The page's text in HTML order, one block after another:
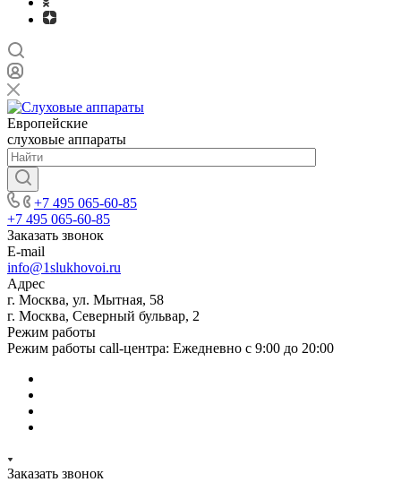
Европейские
слуховые аппараты
+7 495 065-60-85
+7 495 065-60-85
Заказать звонок
E-mail
info@1slukhovoi.ru
Адрес
г. Москва, ул. Мытная, 58
г. Москва, Северный бульвар, 2
Режим работы
Режим работы call-центра: Ежедневно с 9:00 до 20:00
Заказать звонок